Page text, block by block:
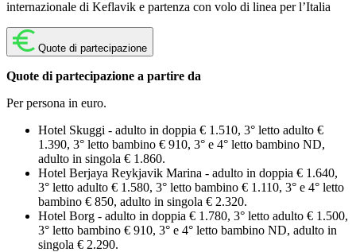
internazionale di Keflavik e partenza con volo di linea per l’Italia
Quote di partecipazione
Quote di partecipazione a partire da
Per persona in euro.
Hotel Skuggi - adulto in doppia € 1.510, 3° letto adulto €
1.390, 3° letto bambino € 910, 3° e 4° letto bambino ND,
adulto in singola € 1.860.
Hotel Berjaya Reykjavik Marina - adulto in doppia € 1.640,
3° letto adulto € 1.580, 3° letto bambino € 1.110, 3° e 4° letto
bambino € 850, adulto in singola € 2.320.
Hotel Borg - adulto in doppia € 1.780, 3° letto adulto € 1.500,
3° letto bambino € 910, 3° e 4° letto bambino ND, adulto in
singola € 2.290.